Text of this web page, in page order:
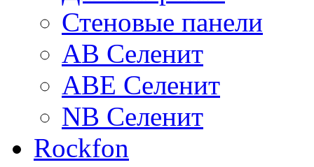
Стеновые панели
AB Селенит
ABE Селенит
NB Селенит
Rockfon